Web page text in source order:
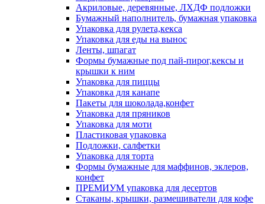
Акриловые, деревянные, ЛХДФ подложки
Бумажный наполнитель, бумажная упаковка
Упаковка для рулета,кекса
Упаковка для еды на вынос
Ленты, шпагат
Формы бумажные под пай-пирог,кексы и
крышки к ним
Упаковка для пиццы
Упаковка для канапе
Пакеты для шоколада,конфет
Упаковка для пряников
Упаковка для моти
Пластиковая упаковка
Подложки, салфетки
Упаковка для торта
Формы бумажные для маффинов, эклеров,
конфет
ПРЕМИУМ упаковка для десертов
Стаканы, крышки, размешиватели для кофе